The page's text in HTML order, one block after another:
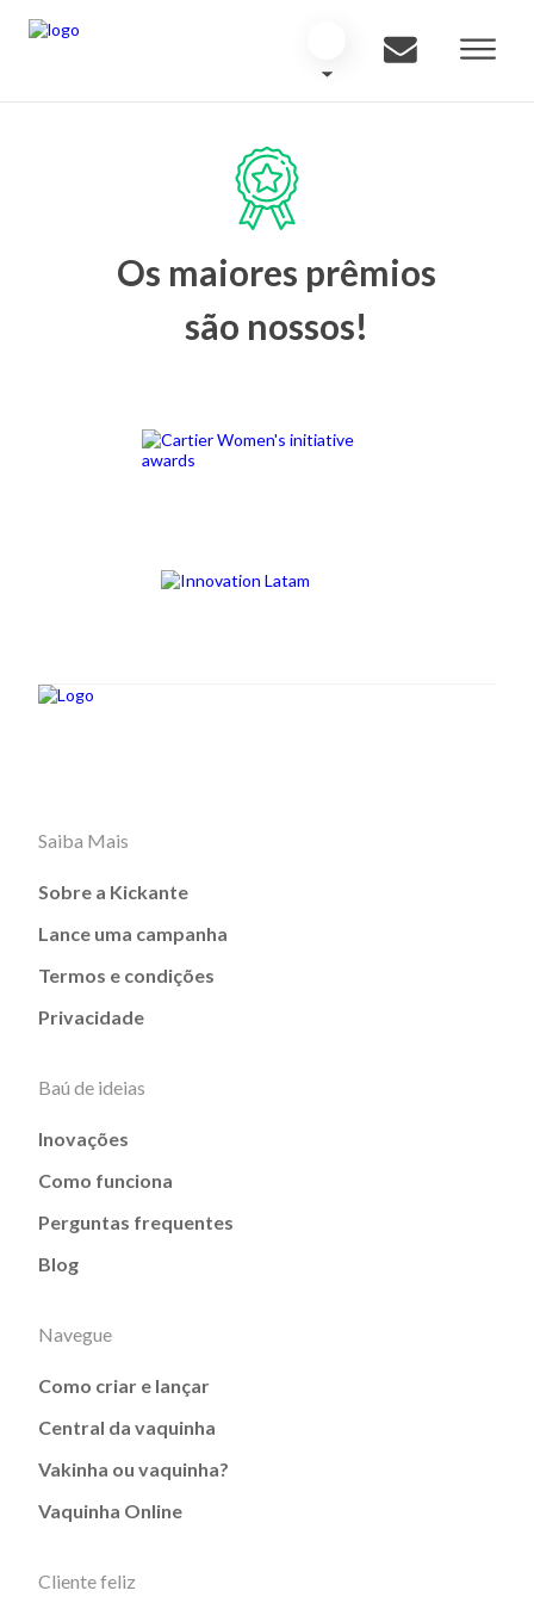
Os maiores prêmios
são nossos!
Saiba Mais
Sobre a Kickante
Lance uma campanha
Termos e condições
Privacidade
Baú de ideias
Inovações
Como funciona
Perguntas frequentes
Blog
Navegue
Como criar e lançar
Central da vaquinha
Vakinha ou vaquinha?
Vaquinha Online
Cliente feliz